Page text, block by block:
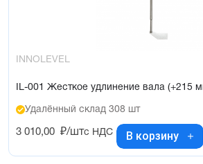
INNOLEVEL
IL-001 Жесткое удлинение вала (+215
Удалённый склад 308 шт
3 010,00 ₽/штс НДС В корзину